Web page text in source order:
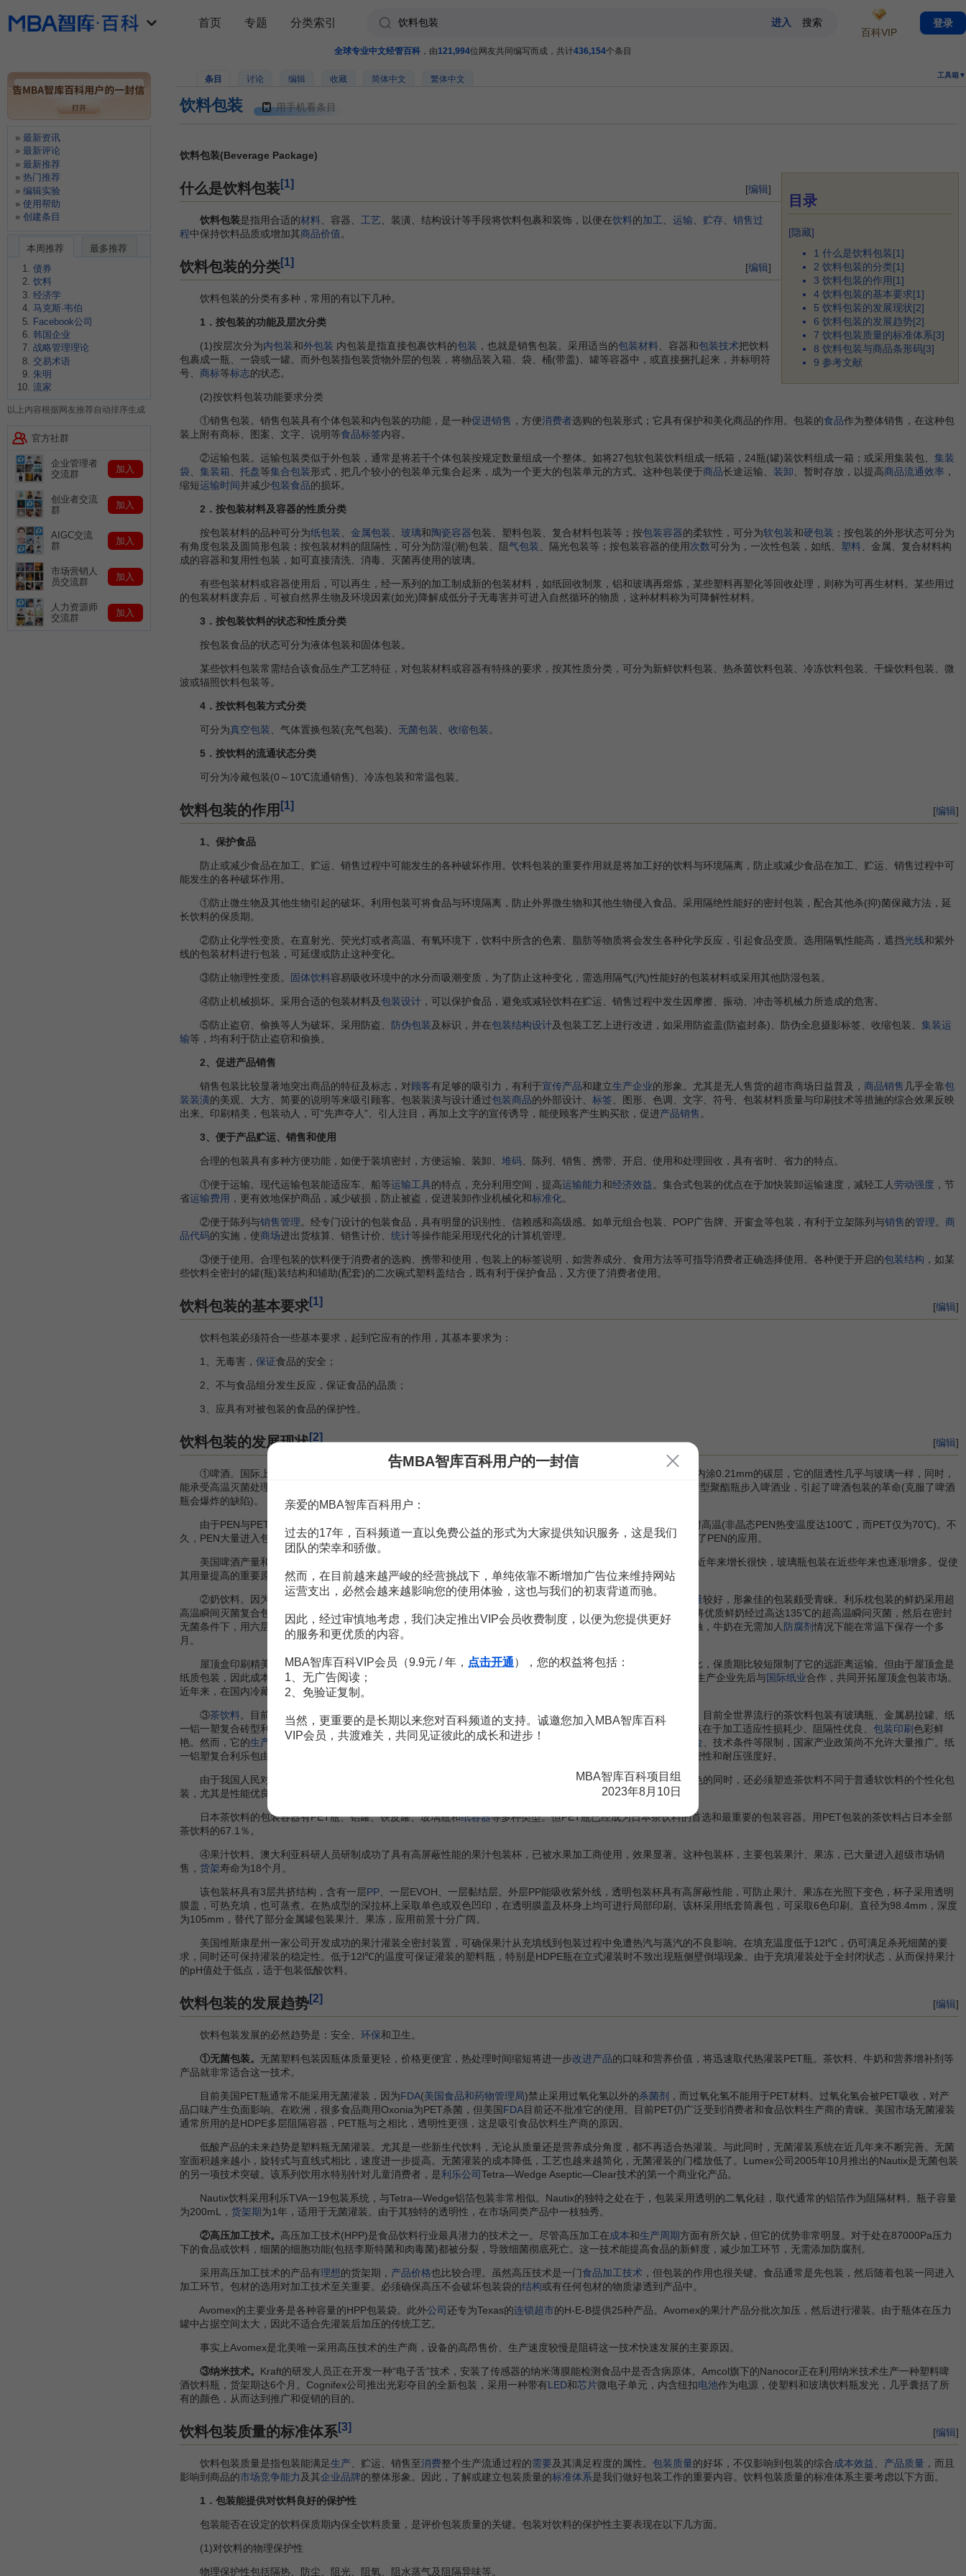
全球专业中文经管百科 ，由121,994位网友共同编写而成，共计436,154个条目
条目 讨论 编辑 收藏 简体中文 繁体中文 工具箱▼
饮料包装 用手机看条目
饮料包装(Beverage Package)
目录
[隐藏]
1 什么是饮料包装[1]
2 饮料包装的分类[1]
3 饮料包装的作用[1]
4 饮料包装的基本要求[1]
5 饮料包装的发展现状[2]
6 饮料包装的发展趋势[2]
7 饮料包装质量的标准体系[3]
8 饮料包装与商品条形码[3]
9 参考文献
[编辑]
什么是饮料包装[1]
饮料包装是指用合适的材料 、容器、 工艺 、装潢、结构设计等手段将饮料包裹和装饰，以便在饮料的加工 运输 贮存
销售过
程中保持饮料品质或增加其商品价值。
[编辑]
饮料包装的分类[1]
饮料包装的分类有多种，常用的有以下几种。
1．按包装的功能及层次分类
(1)按层次分为内包装和外包装 内包装是指直接包裹饮料的包装 ，也就是销售包装。采用适当的包装材料 、容器和包装技术把饮料
包裹成一瓶、一袋或一罐。而外包装指包装货物外层的包装，将物品装入箱、袋、桶(带盖)、罐等容器中，或直接捆扎起来，并标明符
号、 商标等标志的状态。
(2)按饮料包装功能要求分类
①销售包装。销售包装具有个体包装和内包装的功能，是一种促进销售 ，方便消费者选购的包装形式；它具有保护和美化商品的作用。包装的食品作为整体销售，在这种包
装上附有商标、图案、文字、说明等食品标签内容。
②运输包装。运输包装类似于外包装，通常是将若干个体包装按规定数量组成一个整体。如将27包软包装饮料组成一纸箱，24瓶(罐)装饮料组成一箱；或采用集装包、 集装
袋
集装箱 托盘等集合包装形式，把几个较小的包装单元集合起来，成为一个更大的包装单元的方式。这种包装便于商品长途运输、 装卸 、暂时存放，以提高商品流通效率 ，
缩短运输时间并减少包装食品的损坏。
2．按包装材料及容器的性质分类
按包装材料的品种可分为纸包装 金属包装 玻璃和陶瓷容器包装、塑料包装、复合材料包装等；按包装容器的柔软性，可分为软包装和硬包装 ；按包装的外形状态可分为
有角度包装及圆筒形包装；按包装材料的阻隔性，可分为防湿(潮)包装、阻气包装 、隔光包装等；按包装容器的使用 次数可分为，一次性包装，如纸、 塑料 、金属、复合材料构
成的容器和复用性包装，如可直接清洗、消毒、灭菌再使用的玻璃。
有些包装材料或容器使用后，可以再生，经一系列的加工制成新的包装材料，如纸回收制浆，铝和玻璃再熔炼，某些塑料再塑化等回收处理，则称为可再生材料。某些用过
的包装材料废弃后，可被自然界生物及环境因素(如光)降解成低分子无毒害并可进入自然循环的物质，这种材料称为可降解性材料。
3．按包装饮料的状态和性质分类
按包装食品的状态可分为液体包装和固体包装。
某些饮料包装常需结合该食品生产工艺特征，对包装材料或容器有特殊的要求，按其性质分类，可分为新鲜饮料包装、热杀茵饮料包装、冷冻饮料包装、干燥饮料包装、微
波或辐照饮料包装等。
4．按饮料包装方式分类
可分为真空包装 、气体置换包装(充气包装)、 无菌包装 收缩包装。
5．按饮料的流通状态分类
可分为冷藏包装(0～10℃流通销售)、冷冻包装和常温包装。
[编辑]
饮料包装的作用 [1]
1、保护食品
防止或减少食品在加工、贮运、销售过程中可能发生的各种破坏作用。饮料包装的重要作用就是将加工好的饮料与环境隔离，防止或减少食品在加工、贮运、销售过程中可
能发生的各种破坏作用。
①防止微生物及其他生物引起的破坏。利用包装可将食品与环境隔离，防止外界微生物和其他生物侵入食品。采用隔绝性能好的密封包装，配合其他杀(抑)菌保藏方法，延
长饮料的保质期。
②防止化学性变质。在直射光、荧光灯或者高温、有氧环境下，饮料中所含的色素、脂肪等物质将会发生各种化学反应，引起食品变质。选用隔氧性能高，遮挡光线和紫外
线的包装材料进行包装，可延缓或防止这种变化。
③防止物理性变质。 固体饮料容易吸收环境中的水分而吸潮变质，为了防止这种变化，需选用隔气(汽)性能好的包装材料或采用其他防湿包装。
④防止机械损坏。采用合适的包装材料及包装设计 ，可以保护食品，避免或减轻饮料在贮运、销售过程中发生因摩擦、振动、冲击等机械力所造成的危害。
⑤防止盗窃、偷换等人为破坏。采用防盗、 防伪包装及标识，并在包装结构设计及包装工艺上进行改进，如采用防盗盖(防盗封条)、防伪全息摄影标签、收缩包装、 集装运
输等，均有利于防止盗窃和偷换。
2、促进产品销售
销售包装比较显著地突出商品的特征及标志，对顾客有足够的吸引力，有利于宣传产品和建立生产企业的形象。尤其是无人售货的超市商场日益普及， 商品销售 几乎全靠包
装装潢的美观、大方、简要的说明等来吸引顾客。包装装潢与设计通过包装商品的外部设计、 标签 、图形、色调、文字、符号、包装材料质量与印刷技术等措施的综合效果反映
出来。印刷精美，包装动人，可“先声夺人”、引人注目，再加上文字的宣传诱导，能使顾客产生购买欲，促进产品销售 。
3、便于产品贮运、销售和使用
合理的包装具有多种方便功能，如便于装填密封，方便运输、装卸、 堆码 、陈列、销售、携带、开启、使用和处理回收，具有省时、省力的特点。
①便于运输。现代运输包装能适应车、船等运输工具的特点，充分利用空间，提高运输能力和经济效益。集合式包装的优点在于加快装卸运输速度，减轻工人 劳动强度 ，节
省运输费用 ，更有效地保护商品，减少破损，防止被盗，促进装卸作业机械化和标准化。
②便于陈列与销售管理。经专门设计的包装食品，具有明显的识别性、信赖感和高级感。如单元组合包装、POP广告牌、开窗盒等包装，有利于立架陈列与销售的管理。 商
品代码的实施，使商场进出货核算、销售计价、 统计等操作能采用现代化的计算机管理。
③便于使用。合理包装的饮料便于消费者的选购、携带和使用，包装上的标签说明，如营养成分、食用方法等可指导消费者正确选择使用。各种便于开启的包装结构 ，如某
些饮料全密封的罐(瓶)装结构和辅助(配套)的二次碗式塑料盖结合，既有利于保护食品，又方便了消费者使用。
[编辑]
饮料包装的基本要求[1]
饮料包装必须符合一些基本要求，起到它应有的作用，其基本要求为：
1、无毒害， 保证食品的安全；
2、不与食品组分发生反应，保证食品的品质；
3、应具有对被包装的食品的保护性。
[编辑]
饮料包装的发展现状[2]
①啤酒。国际上近几年啤酒包装业采用耐热聚酯瓶(PET)发展迅速，特别是PET瓶涂层技术(等离子技术)的应用，内涂0.21mm的碳层，它的阻透性几乎与玻璃一样，同时，
能承受高温灭菌处理，使其应用范围扩大，适于热灌装茶饮料。此外，引起包装界注目的聚萘二甲酸乙二醇酯(
)新型聚酯瓶步入啤酒业，引起了啤酒包装的革命(克服了啤酒
瓶会爆炸的缺陷)。
由于PEN与PET分子结构相似，以萘环代替苯环，使PEN与PET更具有优异的阻透性、防紫外线性、耐热性好，耐高温(非晶态PEN热变温度达100℃，而PET仅为70℃)。不
久，PEN大量进入包装领域，引发了继PET之后的又一次包装革命。目前，国内少量进口，但价格是PET的5倍，阻碍了PEN的应用。
美国啤酒产量和
，但塑料(PET)瓶用量近年来增长很快，玻璃瓶包装在近些年来也逐渐增多。促使
其用量提高的重要原因之一是高档啤酒使用比例显著提高。
②奶饮料。因为牛奶易变质，因此无论是长效奶(uH)还是保鲜奶，都对包装提出了更高的要求。保质期较长， 质量较好，形象佳的包装颇受青睐。利乐枕包装的鲜奶采用超
高温瞬间灭菌复合包装技术，目前发达国家已普遍采用该项技术进行鲜奶包装，鲜奶的常温保质期可达45天。该
将优质鲜奶经过高达135℃的超高温瞬问灭菌，然后在密封
无菌条件下，用六层纸一铝一塑复合无菌包装材料灌装、封合而成。所有影响牛奶变质的病菌、微生物都不会与其接触，牛奶在无需加人 防腐剂情况下能在常温下保存一个多
月。
屋顶盒印刷精美，适合灌装营养价值高及口味新鲜的鲜奶、花色奶、酸奶及 乳酸菌饮料等高档产品。与利乐包相比，保质期比较短限制了它的远距离运输。但由于屋顶盒是
纸质包装，因此成本较低。1994年，国际纸业率先将屋顶盒包装引入了我国市场，
、伊利等国内重要乳品生产企业先后与国际纸业合作，共同开拓屋顶盒包装市场。
近年来，在国内冷藏链系统不断完善的基础上，屋顶盒保鲜包装产品在市场的
③茶饮料。目前，现代科技已攻破茶饮料生产技术中的许多难题，而包装和储藏就成为生产厂家必须重视的关键。目前全世界流行的茶饮料包装有玻璃瓶、金属易拉罐、纸
一铝一塑复合砖型利乐包、聚酯瓶(PET/PEN)等。国内大多数的茶饮料生产厂家都设置了三片罐生产线，金属罐的优点在于加工适应性损耗少、阻隔性优良、 包装印刷色彩鲜
艳。然而，它的生产成本 偏高，对内涂膜的要求更为严格，而且在弃置时也不符合环保要求，加之 资金 、技术条件等限制，国家产业政策尚不允许大量推广。纸
一铝塑复合利乐包由于回收处理较困难，需开发替代包装材料。PET是一种耐压性聚酯材料，价格便宜，透明性、气密性和耐压强度好。
由于我国人民对茶饮料特别讲究，
在推出新的茶饮料产品时，在充分考虑各地饮茶嗜好、风味和产品特色的同时，还必须塑造茶饮料不同于普通软饮料的个性化包
装，尤其是性能优良、美观大方、经济方便的聚酯类包装。
日本茶饮料的包装容器有PET瓶、铝罐、铁皮罐、玻璃瓶和纸容器等多种类型。但PET瓶已经成为日本茶饮料的首选和最重要的包装容器。用PET包装的茶饮料占日本全部
茶饮料的67.1％。
④果汁饮料。澳大利亚科研人员研制成功了具有高屏蔽性能的果汁包装杯，已被水果加工商使用，效果显著。这种包装杯，主要包装果汁、果冻，已大量进入超级市场销
售， 货架寿命为18个月。
该包装杯具有3层共挤结构，含有一层PP 、一层EVOH、一层黏结层。外层PP能吸收紫外线，透明包装杯具有高屏蔽性能，可防止果汁、果冻在光照下变色，杯子采用透明
膜盖，可热充填，也可蒸煮。在热成型的深拉杯上采取单色或双色凹印，在透明膜盖及杯身上均可进行局部印刷。该杯采用纸套筒裹包，可采取6色印刷。直径为98.4mm，深度
为105mm，替代了部分金属罐包装果汁、果冻，应用前景十分广阔。
美国维斯康星州一家公司开发成功的果汁灌装全密封装置，可确保果汁从充填线到包装过程中免遭热汽与蒸汽的不良影响。在填充温度低于12l℃，仍可满足杀死细菌的要
求，同时还可保持灌装的稳定性。低于12l℃的温度可保证灌装的塑料瓶，特别是HDPE瓶在立式灌装时不致出现瓶侧壁倒塌现象。由于充填灌装处于全封闭状态，从而保持果汁
的pH值处于低点，适于包装低酸饮料。
[编辑]
饮料包装的发展趋势[2]
饮料包装发展的必然趋势是：安全、 环保和卫生。
①无菌包装。 无菌塑料包装因瓶体质量更轻，价格更便宜，热处理时间缩短将进一步改进产品的口味和营养价值，将迅速取代热灌装PET瓶。茶饮料、牛奶和营养增补剂等
产品就非常适合这一技术。
目前美国PET瓶通常不能采用无菌灌装，因为FDA(美国食品和药物管理局)禁止采用过氧化氢以外的杀菌剂 ，而过氧化氢不能用于PET材料。过氧化氢会被PET吸收，对产
品口味产生负面影响。在欧洲，很多食品商用Oxonia为PET杀菌，但美国FDA目前还不批准它的使用。目前PET仍广泛受到消费者和食品饮料生产商的青睐。美国市场无菌灌装
通常所用的是HDPE多层阻隔容器，PET瓶与之相比，透明性更强，这是吸引食品饮料生产商的原因。
低酸产品的未来趋势是塑料瓶无菌灌装。尤其是一些新生代饮料，无论从质量还是营养成分角度，都不再适合热灌装。与此同时，无菌灌装系统在近几年来不断完善。无菌
室面积越来越小，旋转式与直线式相比，速度进一步提高。无菌灌装的成本降低，工艺也越来越简化，无菌灌装的门槛放低了。Lumex公司2005年10月推出的Nautix是无菌包装
的另一项技术突破。该系列饮用水特别针对儿童消费者，是利乐公司Tetra—Wedge Aseptic—Clear技术的第一个商业化产品。
Nautix饮料采用利乐TVA一19包装系统，与Tetra—Wedge铝箔包装非常相似。Nautix的独特之处在于，包装采用透明的二氧化硅，取代通常的铝箔作为阻隔材料。瓶子容量
为200mL， 货架期为1年，适用于无菌灌装。由于其独特的透明性，在市场同类产品中一枝独秀。
②高压加工技术。 高压加工技术(HPP)是食品饮料行业最具潜力的技术之一。尽管高压加工在成本和生产周期方面有所欠缺，但它的优势非常明显。对于处在87000Pa压力
下的食品或饮料，细菌的细胞功能(包括李斯特菌和肉毒菌)都被分裂，导致细菌彻底死亡。这一技术能提高食品的新鲜度，减少加工环节，无需添加防腐剂。
采用高压加工技术的产品有理想的货架期， 产品价格也比较合理。虽然高压技术是一门食品加工技术 ，但包装的作用也很关键。食品通常是先包装，然后随着包装一同进入
加工环节。包材的选用对加工技术至关重要。必须确保高压不会破坏包装袋的结构或有任何包材的物质渗透到产品中。
Avomex的主要业务是各种容量的HPP包装袋。此外公司还专为Texas的连锁超市的H-E-B提供25种产品。Avomex的果汁产品分批次加压，然后进行灌装。由于瓶体在压力
罐中占据空间太大，因此不适合先灌装后加压的传统工艺。
事实上Avomex是北美唯一采用高压技术的生产商，设备的高昂售价、生产速度较慢是阻碍这一技术快速发展的主要原因。
③纳米技术。 Kraft的研发人员正在开发一种“电子舌”技术，安装了传感器的纳米薄膜能检测食品中是否含病原体。Amcol旗下的Nanocor正在利用纳米技术生产一种塑料啤
酒饮料瓶，货架期达6个月。Cognifex公司推出光彩夺目的全新包装，采用一种带有LED和芯片微电子单元，内含纽扣电池作为电源，使塑料和玻璃饮料瓶发光，几乎囊括了所
有的颜色，从而达到推广和促销的目的。
[编辑]
饮料包装质量的标准体系[3]
饮料包装质量是指包装能满足生产 、贮运、销售至消费整个生产流通过程的需要及其满足程度的属性。 包装质量的好坏，不仅影响到包装的综合成本效益 产品质量 ，而且
影响到商品的市场竞争能力 及其企业品牌的整体形象。因此，了解或建立包装质量的标准体系是我们做好包装工作的重要内容。饮料包装质量的标准体系主要考虑以下方面。
1．包装能提供对饮料良好的保护性
包装能否在设定的饮料保质期内保全饮料质量，是评价包装质量的关键。包装对饮料的保护性主要表现在以下几方面。
(1)对饮料的物理保护性
物理保护性包括隔热、防尘、阻光、阻氧、阻水蒸气及阻隔异味等。
首页 专题 分类索引
百科VIP
登录
最新资讯
最新评论
最新推荐
热门推荐
编辑实验
使用帮助
创建条目
本周推荐
最多推荐
债券
饮料
经济学
马克斯·韦伯
Facebook公司
韩国企业
战略管理理论
交易术语
朱明
流家
以上内容根据网友推荐自动排序生成
官方社群
企业管理者
交流群
加入
创业者交流
群
加入
AIGC交流
群
加入
市场营销人
员交流群
加入
人力资源师
交流群
加入
告MBA智库百科用户的一封信
亲爱的MBA智库百科用户：
过去的17年，百科频道一直以免费公益的形式为大家提供知识服务，这是我们
团队的荣幸和骄傲。
然而，在目前越来越严峻的经营挑战下，单纯依靠不断增加广告位来维持网站
运营支出，必然会越来越影响您的使用体验，这也与我们的初衷背道而驰。
因此，经过审慎地考虑，我们决定推出VIP会员收费制度，以便为您提供更好
的服务和更优质的内容。
MBA智库百科VIP会员（9.9元 / 年， 点击开通），您的权益将包括：
1、无广告阅读；
2、免验证复制。
当然，更重要的是长期以来您对百科频道的支持。诚邀您加入MBA智库百科
VIP会员，共渡难关，共同见证彼此的成长和进步！
MBA智库百科项目组
2023年8月10日